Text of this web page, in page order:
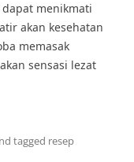
menikmati
akan kesehatan
memasak
sensasi lezat
tagged resep